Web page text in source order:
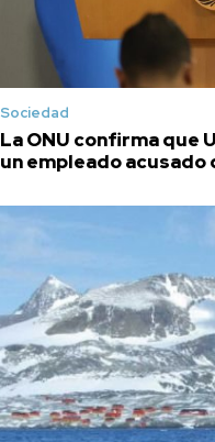
Sociedad
La ONU confirma que
un empleado acusado